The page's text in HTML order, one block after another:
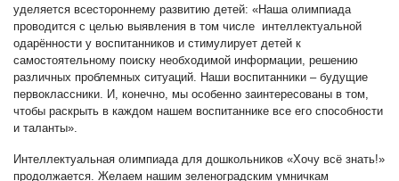
уделяется всестороннему развитию детей: «Наша олимпиада
проводится с целью выявления в том числе интеллектуальной
одарённости у воспитанников и стимулирует детей к
самостоятельному поиску необходимой информации, решению
различных проблемных ситуаций. Наши воспитанники – будущие
первоклассники. И, конечно, мы особенно заинтересованы в том,
чтобы раскрыть в каждом нашем воспитаннике все его способности
и таланты».
Интеллектуальная олимпиада для дошкольников «Хочу всё знать!»
продолжается. Желаем нашим зеленоградским умничкам